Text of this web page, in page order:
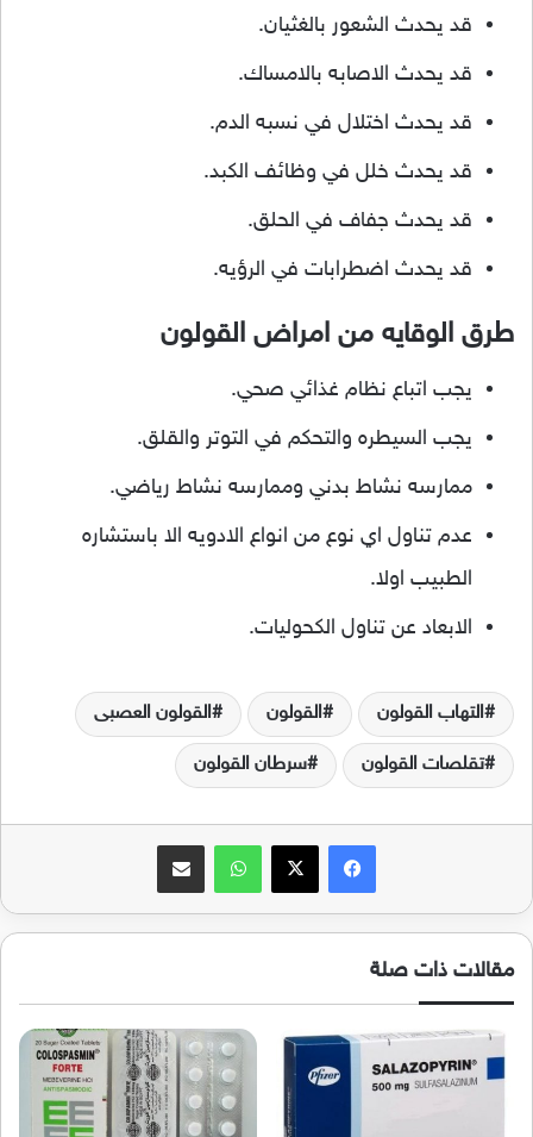
قد يحدث الشعور بالغثيان.
قد يحدث الاصابه بالامساك.
قد يحدث اختلال في نسبه الدم.
قد يحدث خلل في وظائف الكبد.
قد يحدث جفاف في الحلق.
قد يحدث اضطرابات في الرؤيه.
طرق الوقايه من امراض القولون
يجب اتباع نظام غذائي صحي.
يجب السيطره والتحكم في التوتر والقلق.
ممارسه نشاط بدني وممارسه نشاط رياضي.
عدم تناول اي نوع من انواع الادويه الا باستشاره
الطبيب اولا.
الابعاد عن تناول الكحوليات.
التهاب القولون القولون القولون العصبى
تقلصات القولون سرطان القولون
فيسبوك‫X واتساب مشاركة عبر البريد
مقالات ذات صلة